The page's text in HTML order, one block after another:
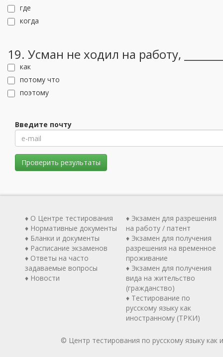
где
когда
19. Усман не ходил на работу,
как
потому что
поэтому
Введите почту
Проверить результаты
♦ О Центре тестирования
♦ Нормативные документы
♦ Бланки и документы
♦ Расписание экзаменов
♦ Ответы на часто
задаваемые вопросы
♦ Новости
♦ Экзамен для разрешения
на работу / патент
♦ Экзамен для получения
разрешения на временное
проживание
♦ Экзамен для получения
вида на жительство
(гражданство)
♦ Тестирование по
русскому языку как
иностранному (ТРКИ)
© Центр тестирования по русскому языку как